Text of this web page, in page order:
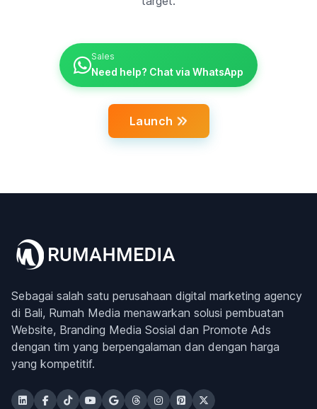
Sales
Need help? Chat via WhatsApp
Launch
Sebagai salah satu perusahaan digital marketing agency
di Bali, Rumah Media menawarkan solusi pembuatan
Website, Branding Media Sosial dan Promote Ads
dengan tim yang berpengalaman dan dengan harga
yang kompetitif.